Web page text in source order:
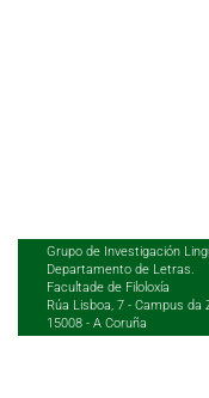
Grupo de Investigación
Departamento de Letras.
Facultade de Filoloxía
Rúa Lisboa, 7 - Campus da
15008 - A Coruña